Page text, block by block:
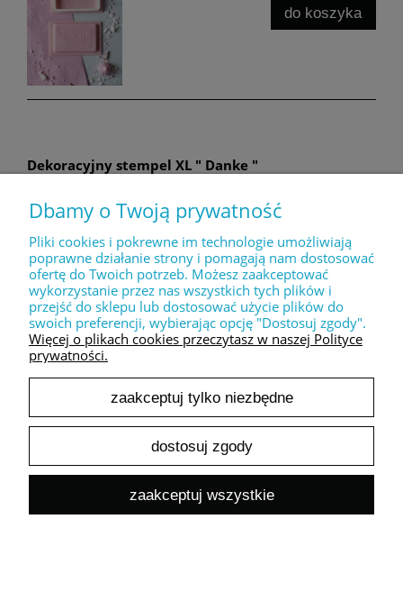
do koszyka
Dekoracyjny stempel XL " Danke "
Cena netto:
do koszyka
Dekoracyjny stempel XL " LOVE you forever "
30,00 zł
do koszyka
Dbamy o Twoją prywatność
Pliki cookies i pokrewne im technologie umożliwiają
poprawne działanie strony i pomagają nam dostosować
ofertę do Twoich potrzeb. Możesz zaakceptować
wykorzystanie przez nas wszystkich tych plików i
przejść do sklepu lub dostosować użycie plików do
swoich preferencji, wybierając opcję "Dostosuj zgody".
Więcej o plikach cookies przeczytasz w naszej Polityce
prywatności.
zaakceptuj tylko niezbędne
dostosuj zgody
zaakceptuj wszystkie